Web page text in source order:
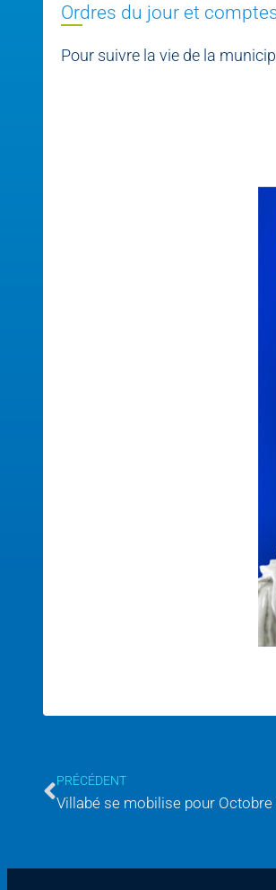
Ordres du jour et
Pour suivre la vie de la
PRÉCÉDENT
Villabé se mobilise pour Octobre